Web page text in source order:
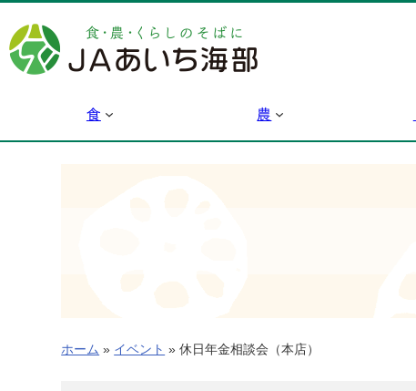
容
を
食 農
ホーム » イベント » 休日年金相談会（本店）